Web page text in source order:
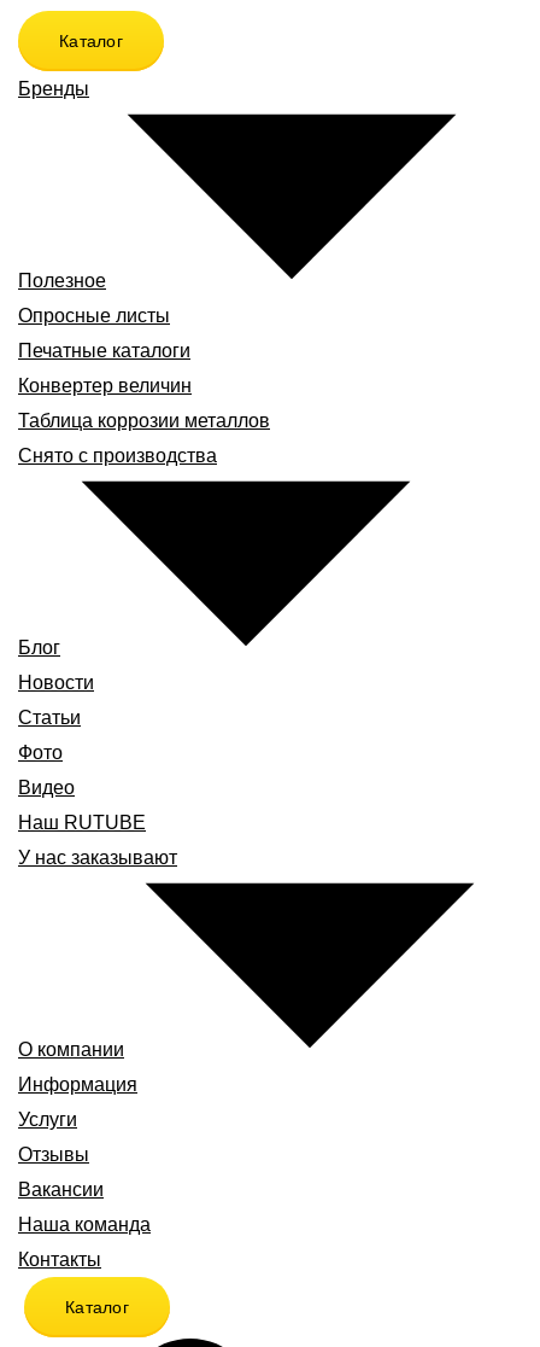
Каталог
Бренды
Полезное
Опросные листы
Печатные каталоги
Конвертер величин
Таблица коррозии металлов
Снято с производства
Блог
Новости
Статьи
Фото
Видео
Наш RUTUBE
У нас заказывают
О компании
Информация
Услуги
Отзывы
Вакансии
Наша команда
Контакты
Каталог